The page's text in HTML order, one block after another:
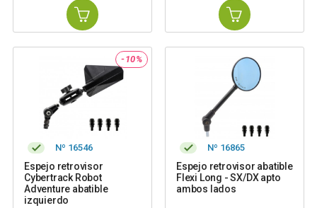
-10%
Nº 16546
Espejo retrovisor
Cybertrack Robot
Adventure abatible
izquierdo
Nº 16865
Espejo retrovisor abatible
Flexi Long - SX/DX apto
ambos lados